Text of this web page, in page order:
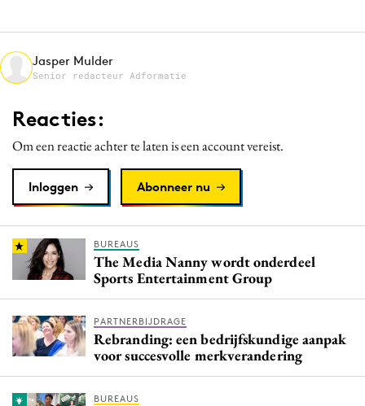
PR
Purpose Marketing
Reputatie & crisis
Jasper Mulder
Senior redacteur Adformatie
Reacties:
Om een reactie achter te laten is een account vereist.
Inloggen Abonneer nu
BUREAUS
The Media Nanny wordt onderdeel
Sports Entertainment Group
PARTNERBIJDRAGE
Rebranding: een bedrijfskundige aanpak
voor succesvolle merkverandering
BUREAUS